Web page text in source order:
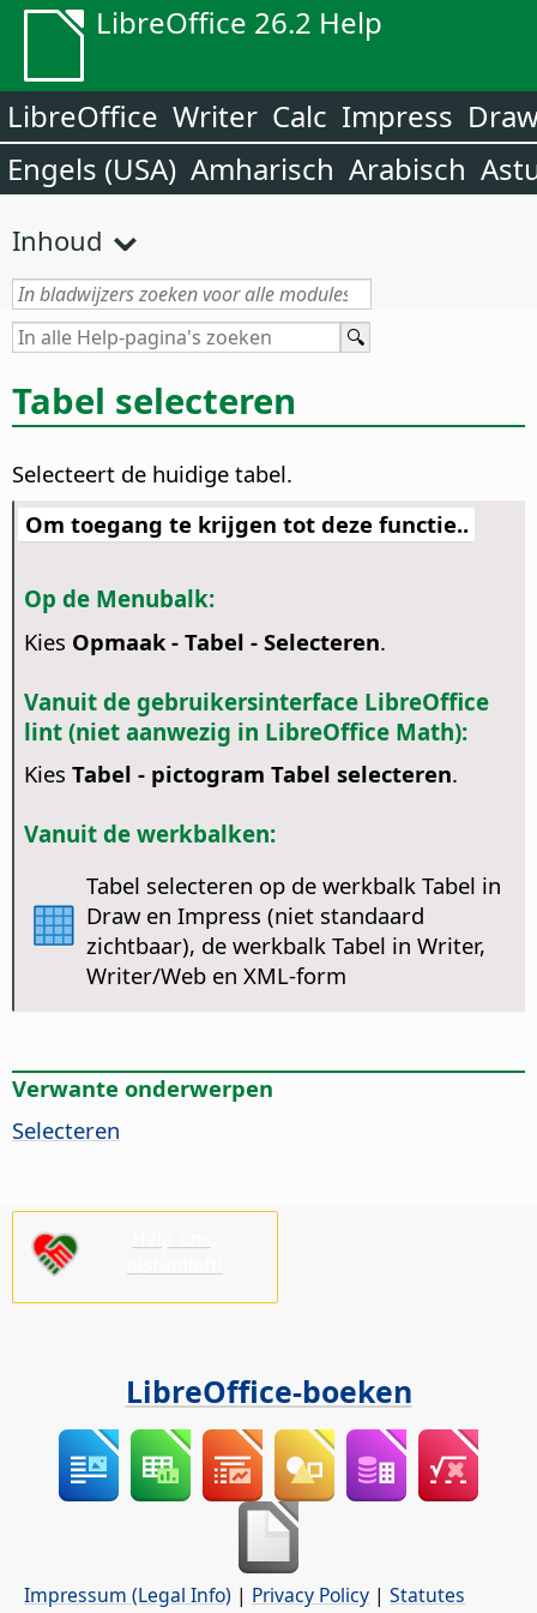
LibreOffice 26.2 Help
LibreOffice Writer Calc Impress
Engels (USA) Amharisch Arabisch
Inhoud
Tabel selecteren
Selecteert de huidige tabel.
Om toegang te krijgen tot deze functie..
Op de Menubalk:
Kies Opmaak - Tabel - Selecteren.
Vanuit de gebruikersinterface LibreOffice
lint (niet aanwezig in LibreOffice Math):
Kies Tabel - pictogram Tabel selecteren.
Vanuit de werkbalken:
Tabel selecteren op de werkbalk Tabel in
Draw en Impress (niet standaard
zichtbaar), de werkbalk Tabel in Writer,
Writer/Web en XML-form
Verwante onderwerpen
Selecteren
LibreOffice-boeken
Impressum (Legal Info) | Privacy Policy | Statutes